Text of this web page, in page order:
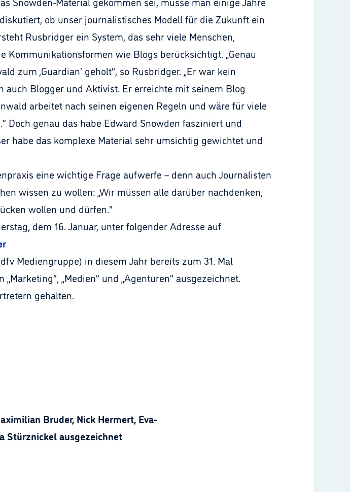
ob unser journalistisches Modell für die Zukunft ein
Rusbridger ein System, das sehr viele Menschen,
wie Blogs berücksichtigt. „Genau
zum ,Guardian‘ geholt“, so Rusbridger. „Er war kein
Blogger und Aktivist. Er erreichte mit seinem Blog
arbeitet nach seinen eigenen Regeln und wäre für viele
Doch genau das habe Edward Snowden fasziniert und
habe das komplexe Material sehr umsichtig gewichtet und
eine wichtige Frage aufwerfe – denn auch Journalisten
wissen zu wollen: „Wir müssen alle darüber nachdenken,
wollen und dürfen.“
dem 16. Januar, unter folgender Adresse auf
Mediengruppe) in diesem Jahr bereits zum 31. Mal
„Medien“ und „Agenturen“ ausgezeichnet.
gehalten.
Bruder, Nick Hermert, Eva-
Stürznickel ausgezeichnet